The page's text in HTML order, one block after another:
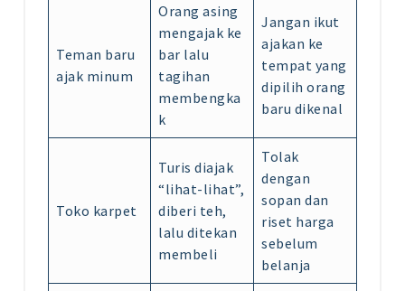
Teman baru
ajak minum
Orang asing
mengajak ke
bar lalu
tagihan
membengka
k
Jangan ikut
ajakan ke
tempat yang
dipilih orang
baru dikenal
Toko karpet
Turis diajak
“lihat-lihat”,
diberi teh,
lalu ditekan
membeli
Tolak
dengan
sopan dan
riset harga
sebelum
belanja